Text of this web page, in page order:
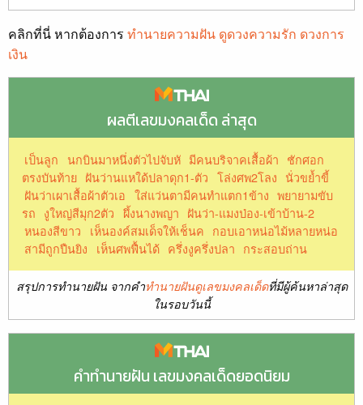
คลิกที่นี่ หากต้องการ ทำนายความฝัน ดูดวงความรัก ดวงการ
เงิน
ผลตีเลขมงคลเด็ด ล่าสุด
เป็นลูก นกบินมาหนึ่งตัวไปจับหั มีคนบริจาคเสื้อผ้า ชักศอก
ตรงบันท้าย ฝันว่านแหใด้ปลาดุก1-ตัว โล่งศพ2โลง นั่วขย้ำขี้
ฝันว่าเผาเสื้อผ้าตัวเอ ใส่แว่นตามีคนทำแตก1ข้าง พยายามขับ
รถ งูใหญ่สีมุก2ตัว ผึ้งนางพญา ฝันว่า-แมงป่อง-เข้าบ้าน-2
หนองสีขาว
เห็นองค์สมเด็จให้เช็นค กอบเอาหน่อไม้หลายหน่อ
สามีถูกปืนยิง
เห็นศพฟื้นได้ ครึ่งงูครึ่งปลา กระสอบถ่าน
สรุปการทำนายฝัน จากคำทำนายฝันดูเลขมงคลเด็ดที่มีผู้ค้นหาล่าสุด
ในรอบวันนี้
คำทำนายฝัน เลขมงคลเด็ดยอดนิยม